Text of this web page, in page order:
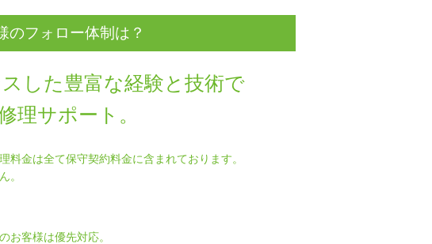
のフォロー体制は？
した豊富な経験と技術で
理サポート。
金は全て保守契約料金に含まれております。
。
お客様は優先対応。